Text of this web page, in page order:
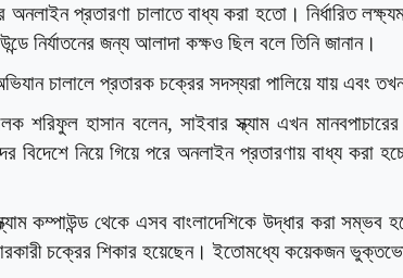
প্রতারণা চালাতে বাধ্য করা হতো। নির্ধারিত
নির্যাতনের জন্য আলাদা কক্ষও ছিল বলে তিনি জানান।
চালালে প্রতারক চক্রের সদস্যরা পালিয়ে যায় এবং
শরিফুল হাসান বলেন, সাইবার স্ক্যাম এখন
বিদেশে নিয়ে গিয়ে পরে অনলাইন প্রতারণায় বাধ্য করা
কম্পাউন্ড থেকে এসব বাংলাদেশিকে উদ্ধার করা
চক্রের শিকার হয়েছেন। ইতোমধ্যে কয়েকজন